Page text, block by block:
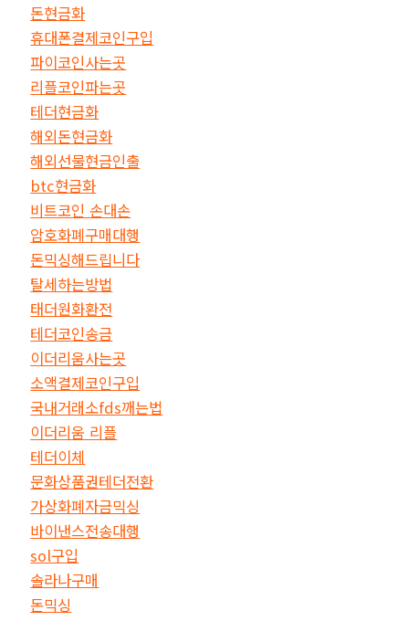
돈현금화
휴대폰결제코인구입
파이코인사는곳
리플코인파는곳
테더현금화
해외돈현금화
해외선물현금인출
btc현금화
비트코인 손대손
암호화폐구매대행
돈믹싱해드립니다
탈세하는방법
태더원화환전
테더코인송금
이더리움사는곳
소액결제코인구입
국내거래소fds깨는법
이더리움 리플
테더이체
문화상품권테더전환
가상화폐자금믹싱
바이낸스전송대행
sol구입
솔라나구매
돈믹싱